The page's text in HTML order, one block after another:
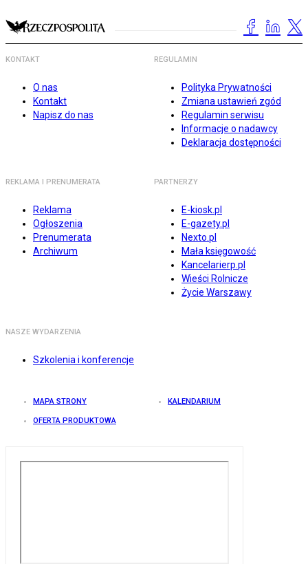
KONTAKT
O nas
Kontakt
Napisz do nas
REGULAMIN
Polityka Prywatności
Zmiana ustawień zgód
Regulamin serwisu
Informacje o nadawcy
Deklaracja dostępności
REKLAMA I PRENUMERATA
Reklama
Ogłoszenia
Prenumerata
Archiwum
PARTNERZY
E-kiosk.pl
E-gazety.pl
Nexto.pl
Mała księgowość
Kancelarierp.pl
Wieści Rolnicze
Życie Warszawy
NASZE WYDARZENIA
Szkolenia i konferencje
MAPA STRONY KALENDARIUM
OFERTA PRODUKTOWA